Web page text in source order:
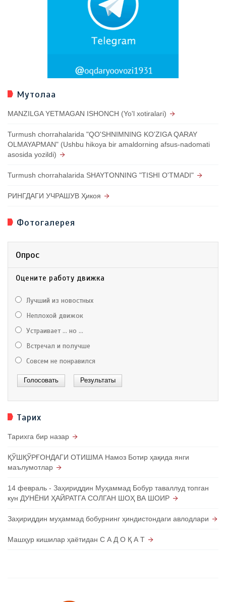
Мутолаа
MANZILGA YETMAGAN ISHONCH (Yo'l xotiralari)
Turmush chorrahalarida "QO'SHNIMNING KO'ZIGA QARAY
OLMAYAPMAN" (Ushbu hikoya bir amaldorning afsus-nadomati
asosida yozildi)
Turmush chorrahalarida SHAYTONNING "TISHI O'TMADI"
РИНГДАГИ УЧРАШУВ Ҳикоя
Фотогалерея
Опрос
Оцените работу движка
Лучший из новостных
Неплохой движок
Устраивает ... но ...
Встречал и получше
Совсем не понравился
Тарих
Тарихга бир назар
ҚЎШҚЎРҒОНДАГИ ОТИШМА Намоз Ботир ҳақида янги
маълумотлар
14 февраль - Заҳириддин Муҳаммад Бобур таваллуд топган
кун ДУНЁНИ ҲАЙРАТГА СОЛГАН ШОҲ ВА ШОИР
Заҳириддин муҳаммад бобурнинг ҳиндистондаги авлодлари
Машҳур кишилар ҳаётидан С А Д О Қ А Т